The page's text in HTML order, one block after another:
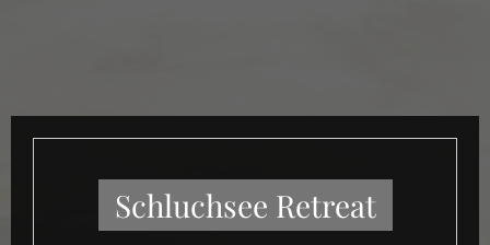
Schluchsee Retreat